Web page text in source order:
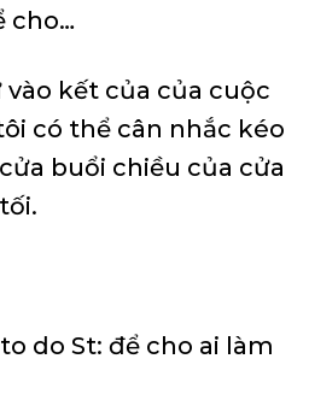
cho…
vào kết của của cuộc
có thể cân nhắc kéo
buổi chiều của cửa
do St: để cho ai làm